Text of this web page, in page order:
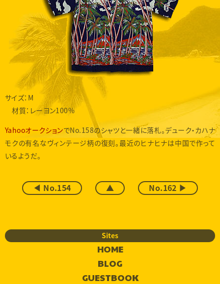
サイズ：M
材質：レーヨン100%
YahooオークションでNo.158のシャツと一緒に落札。デューク・カハナ
モクの有名なヴィンテージ柄の復刻。最近のヒナヒナは中国で作って
いるようだ。
◀ No.154 ▲ No.162 ▶
Sites
HOME
BLOG
GUESTBOOK